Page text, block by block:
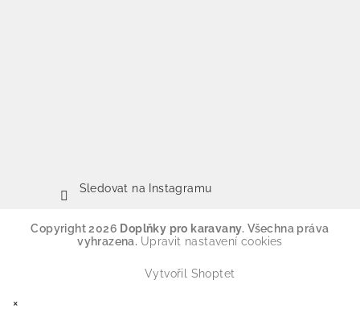
Sledovat na Instagramu
Copyright 2026 Doplňky pro karavany. Všechna práva
vyhrazena. Upravit nastavení cookies
Vytvořil Shoptet
×